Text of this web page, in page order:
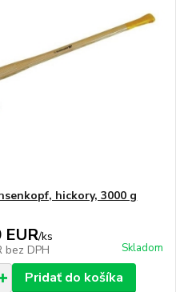
hickory, 3000 g
EUR/ks
bez DPH Skladom
Pridať do košíka